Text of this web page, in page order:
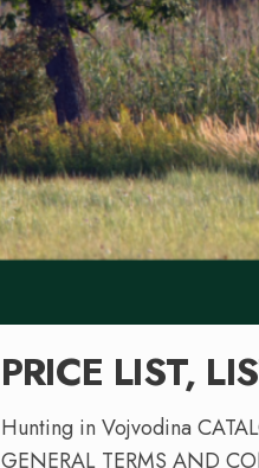
PRICE LIST,
Hunting in Vojvodina
GENERAL TERMS AND